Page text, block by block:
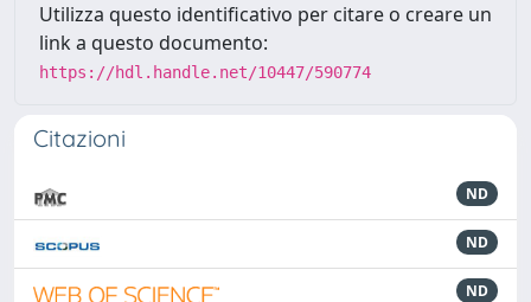
Utilizza questo identificativo per citare o creare un
link a questo documento:
https://hdl.handle.net/10447/590774
Citazioni
ND
ND
ND